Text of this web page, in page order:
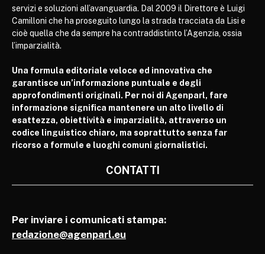
servizi e soluzioni all’avanguardia. Dal 2009 il Direttore è Luigi
Camilloni che ha proseguito lungo la strada tracciata da Lisi e
cioè quella che da sempre ha contraddistinto l’Agenzia, ossia
l’imparzialità.
Una formula editoriale veloce ed innovativa che
garantisce un’informazione puntuale e degli
approfondimenti originali. Per noi di Agenparl, fare
informazione significa mantenere un alto livello di
esattezza, obiettività e imparzialità, attraverso un
codice linguistico chiaro, ma soprattutto senza far
ricorso a formule e luoghi comuni giornalistici.
CONTATTI
Per inviare i comunicati stampa:
redazione@agenparl.eu